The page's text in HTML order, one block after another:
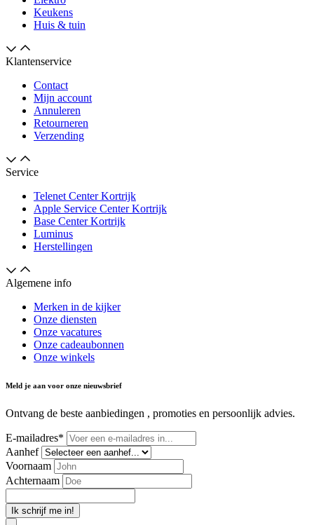
Keukens
Huis & tuin
Klantenservice
Contact
Mijn account
Annuleren
Retourneren
Verzending
Service
Telenet Center Kortrijk
Apple Service Center Kortrijk
Base Center Kortrijk
Luminus
Herstellingen
Algemene info
Merken in de kijker
Onze diensten
Onze vacatures
Onze cadeaubonnen
Onze winkels
Meld je aan voor onze nieuwsbrief
Ontvang de beste aanbiedingen , promoties en persoonlijk advies.
E-mailadres*
Aanhef
Voornaam
Achternaam
Ik schrijf me in!